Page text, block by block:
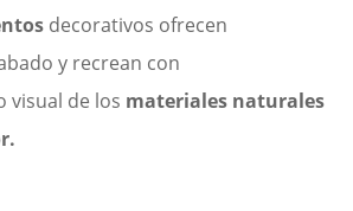
decorativos ofrecen
y recrean con
visual de los materiales naturales